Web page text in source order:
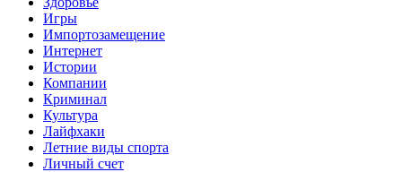
Игры
Импортозамещение
Интернет
Истории
Компании
Криминал
Культура
Лайфхаки
Летние виды спорта
Личный счет